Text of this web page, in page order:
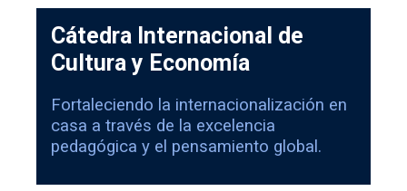
Cátedra Internacional de
Cultura y Economía
Fortaleciendo la internacionalización en
casa a través de la excelencia
pedagógica y el pensamiento global.